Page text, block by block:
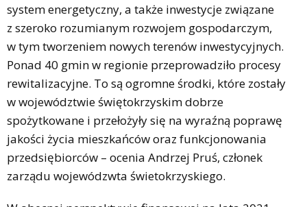
system energetyczny, a także inwestycje związane
z szeroko rozumianym rozwojem gospodarczym,
w tym tworzeniem nowych terenów inwestycyjnych.
Ponad 40 gmin w regionie przeprowadziło procesy
rewitalizacyjne. To są ogromne środki, które zostały
w województwie świętokrzyskim dobrze
spożytkowane i przełożyły się na wyraźną poprawę
jakości życia mieszkańców oraz funkcjonowania
przedsiębiorców – ocenia Andrzej Pruś, członek
zarządu wojewódzwta świetokrzyskiego.